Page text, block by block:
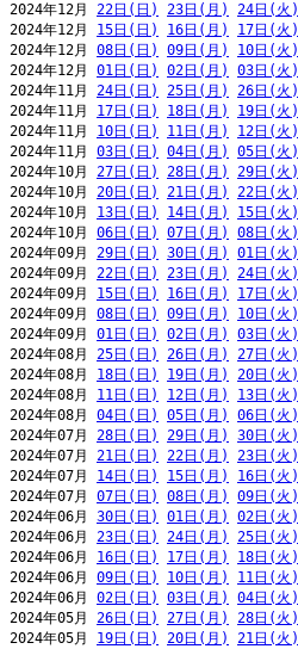
2024年12月 22日(日) 23日(月) 24日(火)
2024年12月 15日(日) 16日(月) 17日(火)
2024年12月 08日(日) 09日(月) 10日(火)
2024年12月 01日(日) 02日(月) 03日(火)
2024年11月 24日(日) 25日(月) 26日(火)
2024年11月 17日(日) 18日(月) 19日(火)
2024年11月 10日(日) 11日(月) 12日(火)
2024年11月 03日(日) 04日(月) 05日(火)
2024年10月 27日(日) 28日(月) 29日(火)
2024年10月 20日(日) 21日(月) 22日(火)
2024年10月 13日(日) 14日(月) 15日(火)
2024年10月 06日(日) 07日(月) 08日(火)
2024年09月 29日(日) 30日(月) 01日(火)
2024年09月 22日(日) 23日(月) 24日(火)
2024年09月 15日(日) 16日(月) 17日(火)
2024年09月 08日(日) 09日(月) 10日(火)
2024年09月 01日(日) 02日(月) 03日(火)
2024年08月 25日(日) 26日(月) 27日(火)
2024年08月 18日(日) 19日(月) 20日(火)
2024年08月 11日(日) 12日(月) 13日(火)
2024年08月 04日(日) 05日(月) 06日(火)
2024年07月 28日(日) 29日(月) 30日(火)
2024年07月 21日(日) 22日(月) 23日(火)
2024年07月 14日(日) 15日(月) 16日(火)
2024年07月 07日(日) 08日(月) 09日(火)
2024年06月 30日(日) 01日(月) 02日(火)
2024年06月 23日(日) 24日(月) 25日(火)
2024年06月 16日(日) 17日(月) 18日(火)
2024年06月 09日(日) 10日(月) 11日(火)
2024年06月 02日(日) 03日(月) 04日(火)
2024年05月 26日(日) 27日(月) 28日(火)
2024年05月 19日(日) 20日(月) 21日(火)